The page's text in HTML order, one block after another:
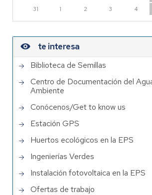
31
1 2 3 4
te interesa
Biblioteca de Semillas
Centro de Documentación del
Ambiente
Conócenos/Get to know us
Estación GPS
Huertos ecológicos en la EPS
Ingenierías Verdes
Instalación fotovoltaica en la EPS
Ofertas de trabajo